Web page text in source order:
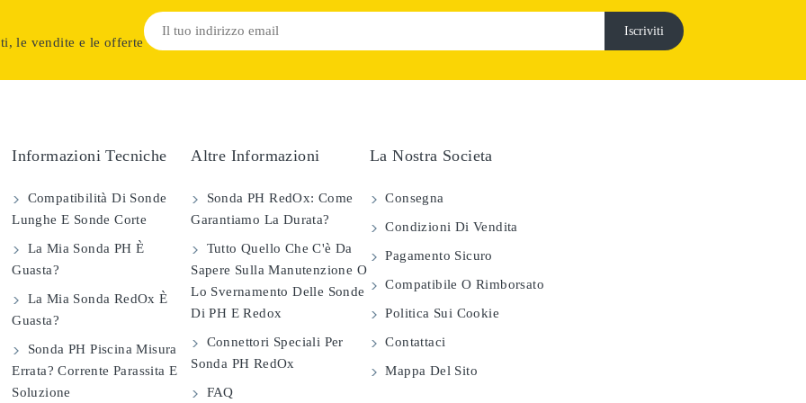
le vendite e le offerte
Informazioni Tecniche
Compatibilità Di Sonde
Lunghe E Sonde Corte
La Mia Sonda PH È
Guasta?
La Mia Sonda RedOx È
Guasta?
Sonda PH Piscina Misura
Errata? Corrente Parassita E
Soluzione
Altre Informazioni
Sonda PH RedOx: Come
Garantiamo La Durata?
Tutto Quello Che C'è Da
Sapere Sulla Manutenzione O
Lo Svernamento Delle Sonde
Di PH E Redox
Connettori Speciali Per
Sonda PH RedOx
FAQ
La Nostra Societa
Consegna
Condizioni Di Vendita
Pagamento Sicuro
Compatibile O Rimborsato
Politica Sui Cookie
Contattaci
Mappa Del Sito